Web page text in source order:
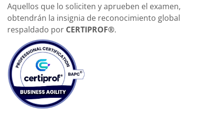
Aquellos que lo soliciten y aprueben el examen,
obtendrán la insignia de reconocimiento global
respaldado por CERTIPROF®.